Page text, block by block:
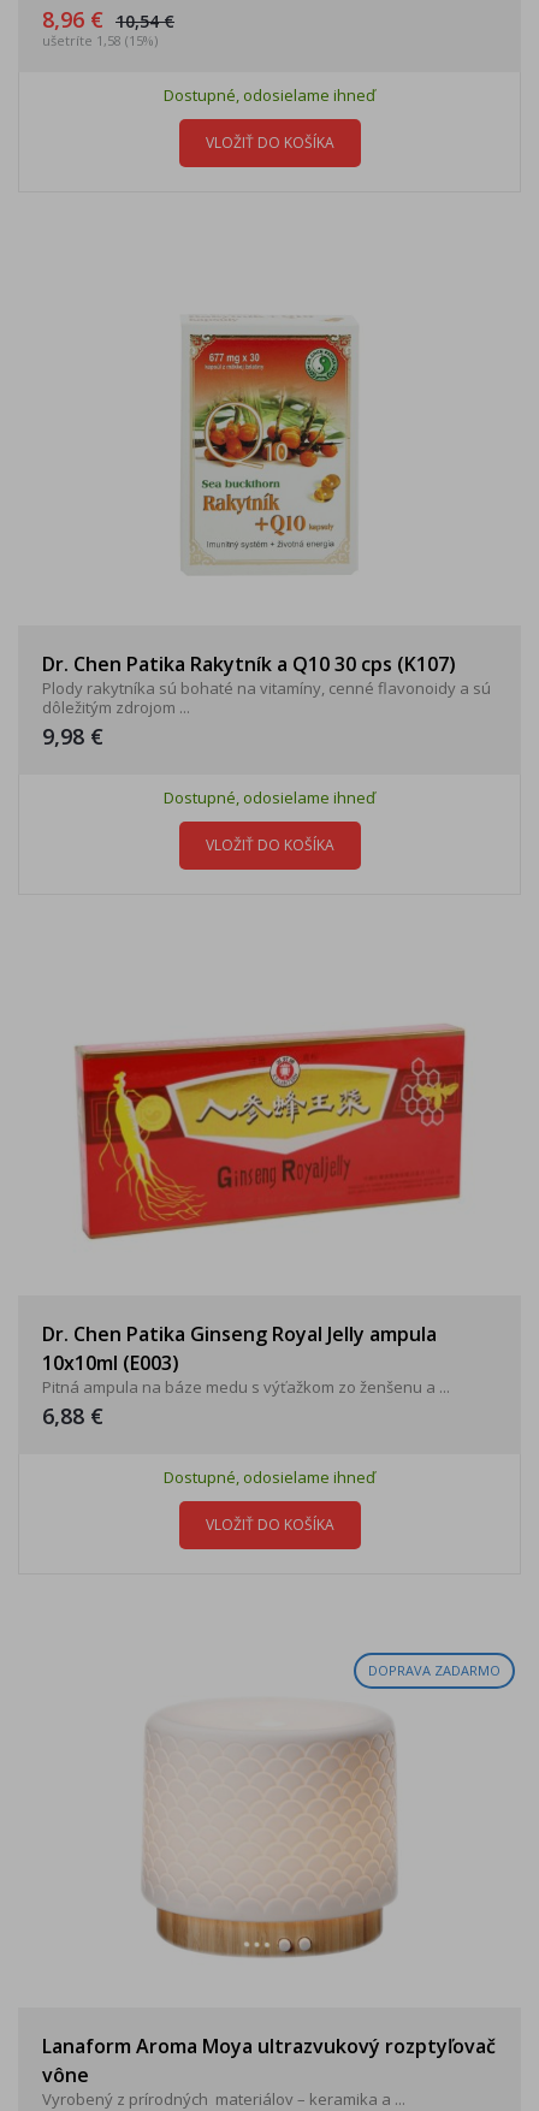
8,96 € 10,54 €
ušetríte 1,58 (15%)
Dostupné, odosielame ihneď
VLOŽIŤ DO KOŠÍKA
Dr. Chen Patika Rakytník a Q10 30 cps (K107)
Plody rakytníka sú bohaté na vitamíny, cenné flavonoidy a sú
dôležitým zdrojom ...
9,98 €
Dostupné, odosielame ihneď
VLOŽIŤ DO KOŠÍKA
Dr. Chen Patika Ginseng Royal Jelly ampula
10x10ml (E003)
Pitná ampula na báze medu s výťažkom zo ženšenu a ...
6,88 €
Dostupné, odosielame ihneď
VLOŽIŤ DO KOŠÍKA
DOPRAVA ZADARMO
Lanaform Aroma Moya ultrazvukový rozptyľovač
vône
Vyrobený z prírodných materiálov – keramika a ...